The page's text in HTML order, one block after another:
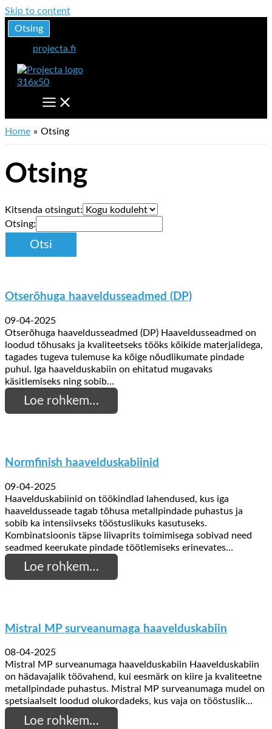
Skip to content
Otsing
projecta.fi
Home Otsing
Otsing
Kitsenda otsingut:
Otsing:
Otserõhuga haaveldusseadmed (DP)
09-04-2025
Otserõhuga haaveldusseadmed (DP) Haaveldusseadmed on
loodud tõhusaks ja kvaliteetseks tööks kõikide materjalidega,
tagades tugeva tulemuse ka kõige nõudlikumate pindade
puhul. Iga haavelduskabiin on ehitatud mugavaks
käsitlemiseks ning sobib…
Loe rohkem…
Normfinish haavelduskabiinid
09-04-2025
Haavelduskabiinid on töökindlad lahendused, kus iga
haaveldusseade tagab tõhusa metallpindade puhastus ja
sobib ka intensiivseks tööstuslikuks kasutuseks.
Kombinatsioonis täpse liivaprits toimimisega sobivad need
seadmed keerukate pindade töötlemiseks erinevates…
Loe rohkem…
Mistral MP surveanumaga haavelduskabiin
08-04-2025
Mistral MP surveanumaga haavelduskabiin Haavelduskabiin
on hädavajalik töövahend, kui eesmärk on kiire ja kvaliteetne
metallpindade puhastus. Mistral MP surveanumaga mudel on
spetsiaalselt loodud olukordadeks, kus vaja on tööstuslik…
Loe rohkem…